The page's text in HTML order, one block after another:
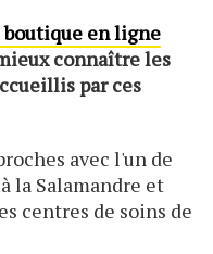
en ligne
connaître les
par ces
avec l'un de
la Salamandre et
centres de soins de